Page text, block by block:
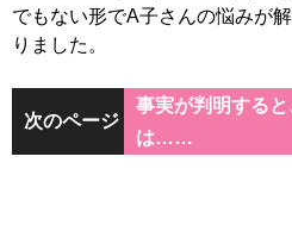
でもない形でA子さんの悩みが
りました。
次のページ
事実が判明する
は……